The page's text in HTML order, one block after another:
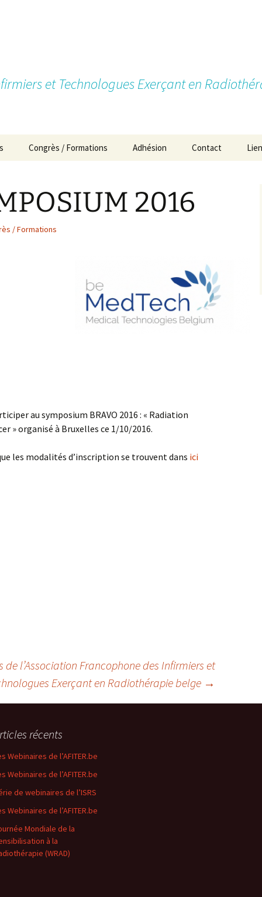
et Technologues Exerçant en
Congrès / Formations Adhésion
Types d’adhésion
Formulaires d’Adhésion
Contact
2016
/ Formations
au symposium BRAVO 2016 : « Radiation
» organisé à Bruxelles ce 1/10/2016.
les modalités d’inscription se trouvent dans ici
de l’Association Francophone des Infirmiers et
Exerçant en Radiothérapie belge →
récents
Webinaires de l’AFITER.be
Webinaires de l’AFITER.be
de webinaires de l’ISRS
Webinaires de l’AFITER.be
Mondiale de la
à la
(WRAD)